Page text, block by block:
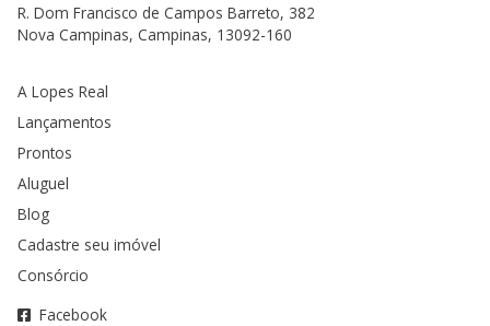
R. Dom Francisco de Campos Barreto, 382
Nova Campinas, Campinas, 13092-160
A Lopes Real
Lançamentos
Prontos
Aluguel
Blog
Cadastre seu imóvel
Consórcio
Facebook